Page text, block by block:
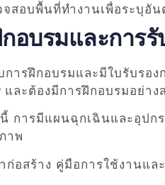
จสอบพื้นที่ทำงานเพื่อระบุอั
อบรมและการรั
การฝึกอบรมและมีใบรับรอ
และต้องมีการฝึกอบรมอย่า
การมีแผนฉุกเฉินและอุปก
าพ